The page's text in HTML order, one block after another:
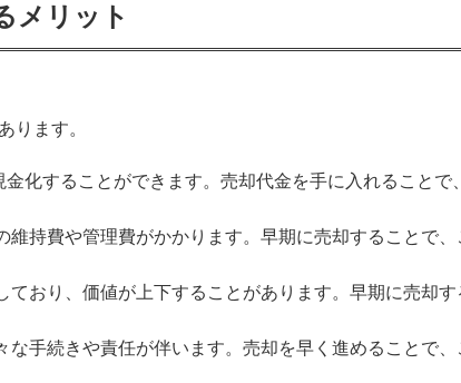
メリット
ります。
化することができます。売却代金を手に入れることで
維持費や管理費がかかります。早期に売却することで
ており、価値が上下することがあります。早期に売却
な手続きや責任が伴います。売却を早く進めることで